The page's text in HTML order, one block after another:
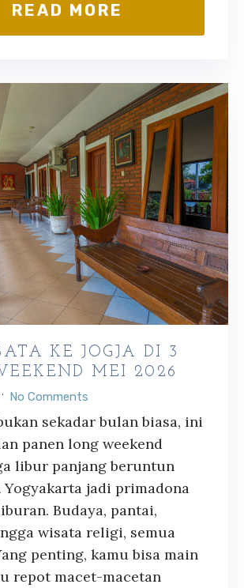
READ MORE
KE JOGJA DI 3
MEI 2026
No Comments
sekadar bulan biasa, ini
panen long weekend
libur panjang beruntun
jadi primadona
Budaya, pantai,
wisata religi, semua
penting, kamu bisa main
repot macet-macetan